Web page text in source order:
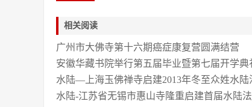
相关阅读
广州市大佛寺第十六期癌症康复营圆满结营
安徽华藏书院举行第五届毕业暨第七届开学典
水陆—上海玉佛禅寺启建2013年冬至众姓水陆
水陆-江苏省无锡市惠山寺隆重启建首届水陆法